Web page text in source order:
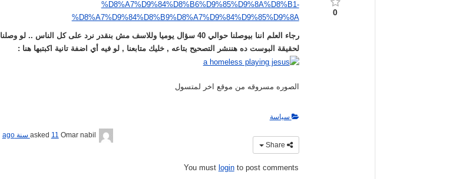
0
%D8%A7%D9%84%D8%B6%D9%85%D9%8A%D8%B1-
%D8%A7%D9%84%D8%B9%D8%A7%D9%84%D9%85%D9%8A
رجاء العلم اننا بيوصلنا حوالي 40 سؤال يوميا وللاسف مش بنقدر نرد على كل الناس .. لو وصلنا
لحقيقة البوست ده هننشر التصحيح بتاعه , خليك متابعنا , لو فيه أي اضفة تانية اكبتبها هنا :
الصوره مسروقه من موقع اخر لمتسول
سياسة
Omar nabil 11 سنة ago
You must loginto post comments